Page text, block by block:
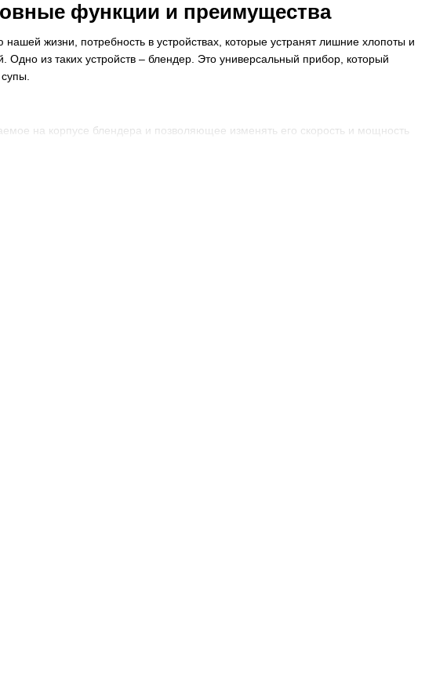
функции и преимущества
жизни, потребность в устройствах, которые устранят лишние хлопоты и
из таких устройств – блендер. Это универсальный прибор, который
на корпусе блендера и позволяющее изменять его скорость и мощность